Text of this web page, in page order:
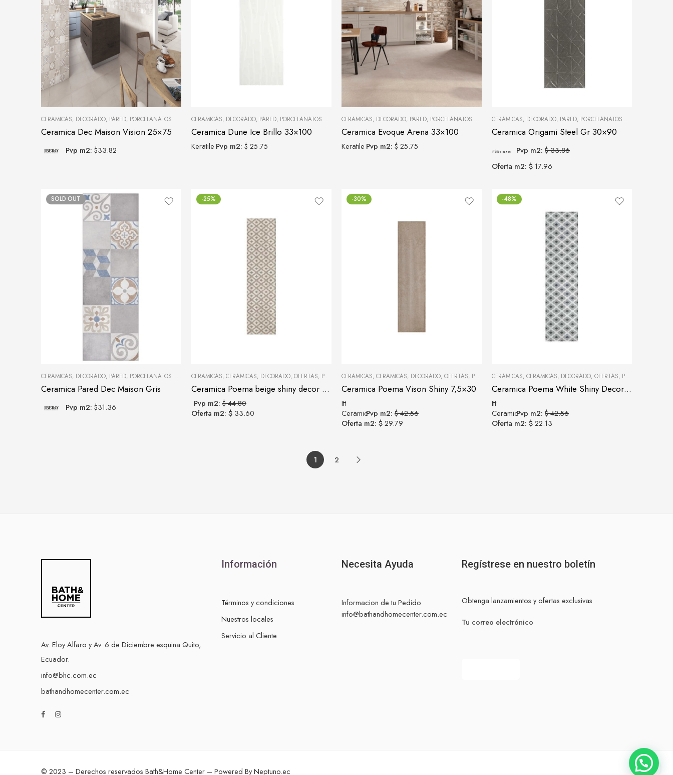
CERAMICAS, DECORADO, PARED, PORCELANATOS Y CERÁMICAS
Ceramica Dec Maison Vision 25×75
Pvp m2: $33.82
CERAMICAS, DECORADO, PARED, PORCELANATOS Y CERÁMICAS
Ceramica Dune Ice Brillo 33×100
Keratile Pvp m2: $ 25.75
CERAMICAS, DECORADO, PARED, PORCELANATOS Y CERÁMICAS
Ceramica Evoque Arena 33×100
Keratile Pvp m2: $ 25.75
CERAMICAS, DECORADO, PARED, PORCELANATOS Y CERÁMICAS
Ceramica Origami Steel Gr 30×90
Pvp m2: $ 33.86
Oferta m2: $17.96
SOLD OUT
CERAMICAS, DECORADO, PARED, PORCELANATOS Y CERÁMICAS
Ceramica Pared Dec Maison Gris
Pvp m2: $31.36
-25%
CERAMICAS, CERAMICAS, DECORADO, OFERTAS, PARED ,PORCELANATOS Y CERÁMICAS,REVESTIMIENTOS
Ceramica Poema beige shiny decor 7,5X30
Pvp m2: $ 44.80
Oferta m2: $ 33.60
-30%
CERAMICAS, CERAMICAS, DECORADO, OFERTAS, PARED ,PORCELANATOS Y CERÁMICAS,REVESTIMIENTOS
Ceramica Poema Vison Shiny 7,5×30
Itt
CeramicPvp m2: $ 42.56
Oferta m2: $29.79
-48%
CERAMICAS, CERAMICAS, DECORADO, OFERTAS, PARED
Ceramica Poema White Shiny Decor 7,5X30
Itt
CeramicPvp m2: $ 42.56
Oferta m2: $22.13
1 2
Av. Eloy Alfaro y Av. 6 de Diciembre esquina Quito,
Ecuador.
info@bhc.com.ec
bathandhomecenter.com.ec
Información
Términos y condiciones
Nuestros locales
Servicio al Cliente
Necesita Ayuda
Informacion de tu Pedido
info@bathandhomecenter.com.ec
Regístrese en nuestro boletín
Obtenga lanzamientos y ofertas exclusivas
Tu correo electrónico
© 2023 – Derechos reservados Bath&Home Center – Powered ByNeptuno.ec